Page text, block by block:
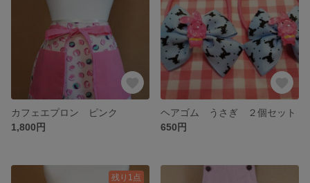
カフェエプロン ピンク
1,800円
ヘアゴム うさぎ ２個セット
650円
残り1点